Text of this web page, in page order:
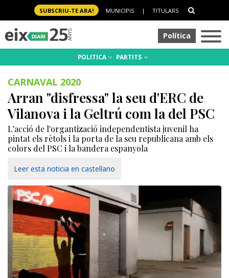
SUBSCRIU-TE ARA! MUNICIPIS | TITULARS
Política
POLITICA PARTITS
CARNAVAL 2020
Arran "disfressa" la seu d'ERC de
Vilanova i la Geltrú com la del PSC
L'acció de l'organtizació independentista juvenil ha
pintat els rètols i la porta de la seu republicana amb els
colors del PSC i la bandera espanyola
Leer esta noticia en castellano